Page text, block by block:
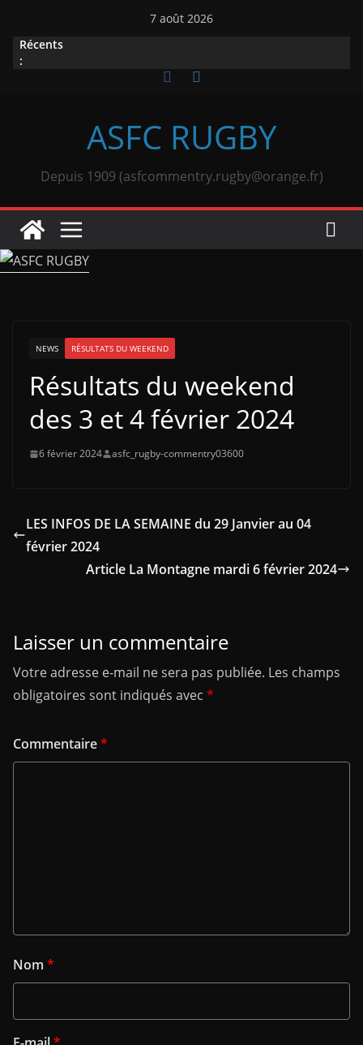
contenu
7 août 2026
Récents
:
ASFC RUGBY
Depuis 1909 (asfcommentry.rugby@orange.fr)
NEWS RÉSULTATS DU WEEKEND
Résultats du weekend
des 3 et 4 février 2024
6 février 2024 asfc_rugby-commentry03600
LES INFOS DE LA SEMAINE du 29 Janvier au 04
février 2024
Article La Montagne mardi 6 février 2024
Laisser un commentaire
Votre adresse e-mail ne sera pas publiée. Les champs
obligatoires sont indiqués avec *
Commentaire*
Nom *